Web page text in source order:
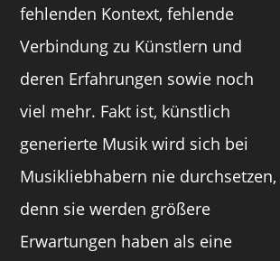
fehlenden Kontext, fehlende
Verbindung zu Künstlern und
deren Erfahrungen sowie noch
viel mehr. Fakt ist, künstlich
generierte Musik wird sich bei
Musikliebhabern nie durchsetzen,
denn sie werden größere
Erwartungen haben als eine